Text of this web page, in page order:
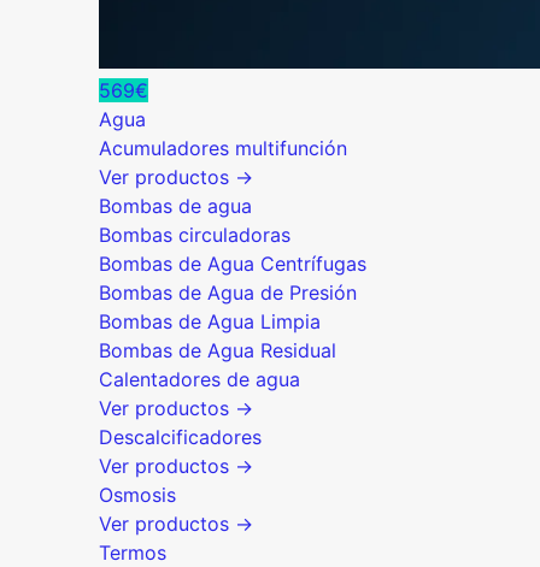
569€
Agua
Acumuladores multifunción
Ver productos →
Bombas de agua
Bombas circuladoras
Bombas de Agua Centrífugas
Bombas de Agua de Presión
Bombas de Agua Limpia
Bombas de Agua Residual
Calentadores de agua
Ver productos →
Descalcificadores
Ver productos →
Osmosis
Ver productos →
Termos